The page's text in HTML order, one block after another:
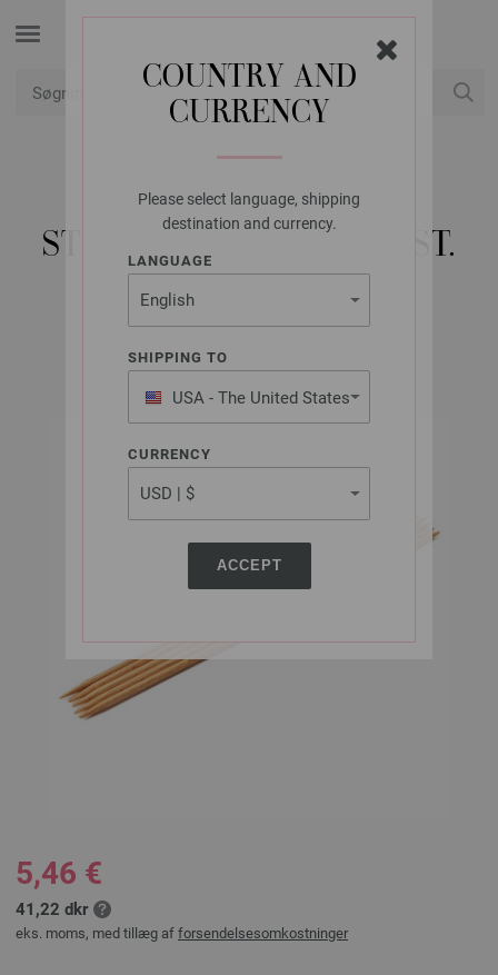
COUNTRY AND
CURRENCY
Please select language, shipping
destination and currency.
LANGUAGE
SHIPPING TO
USA - The United States
of America
CURRENCY
ACCEPT
LANA GROSSA
STRØMPEPINDE, BØG ST.
3,5/20CM
5,46 €
41,22 dkr
eks. moms, med tillæg af forsendelsesomkostninger